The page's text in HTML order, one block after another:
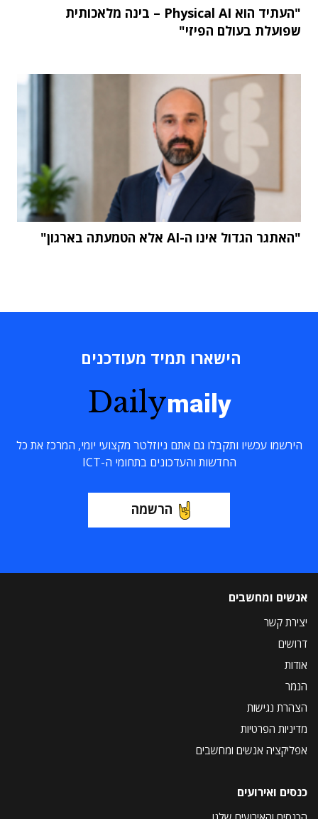
"העתיד הוא Physical AI – בינה מלאכותית
שפועלת בעולם הפיזי"
"האתגר הגדול אינו ה-AI אלא הטמעתה בארגון"
הישארו תמיד מעודכנים
Dailymaily
הירשמו עכשיו ותקבלו גם אתם ניוזלטר מקצועי יומי, המרכז את כל
החדשות והעדכונים בתחומי ה-ICT
הרשמה
אנשים ומחשבים
יצירת קשר
דרושים
אודות
הנמר
הצהרת נגישות
מדיניות הפרטיות
אפליקציה אנשים ומחשבים
כנסים ואירועים